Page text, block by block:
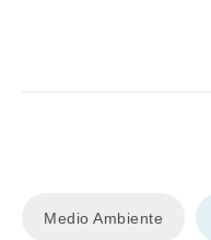
Medio Ambiente